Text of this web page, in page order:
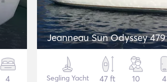
4
Jeanneau Sun Odyssey 479
Segling Yacht
47 ft
10 4